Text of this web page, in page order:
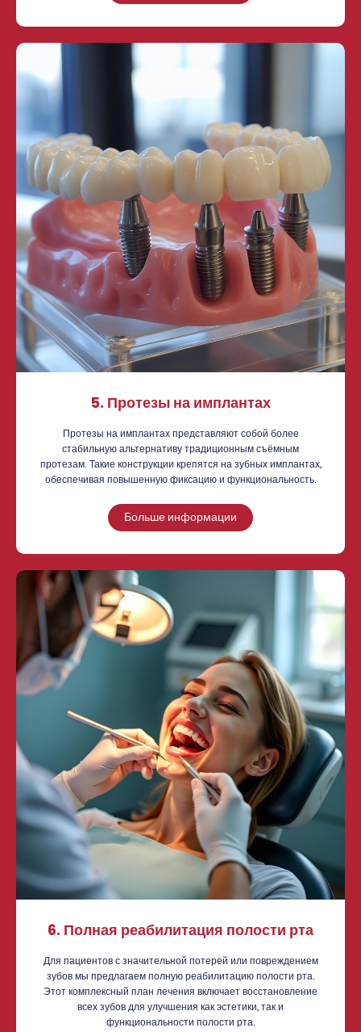
5. Протезы на имплантах
Протезы на имплантах представляют собой более
стабильную альтернативу традиционным съёмным
протезам. Такие конструкции крепятся на зубных имплантах,
обеспечивая повышенную фиксацию и функциональность.
Больше информации
6. Полная реабилитация полости рта
Для пациентов с значительной потерей или повреждением
зубов мы предлагаем полную реабилитацию полости рта.
Этот комплексный план лечения включает восстановление
всех зубов для улучшения как эстетики, так и
функциональности полости рта.